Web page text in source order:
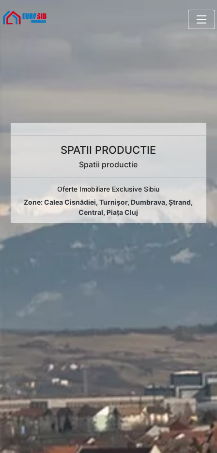
SPATII PRODUCTIE
Spatii productie
Oferte Imobiliare Exclusive Sibiu
Zone:Calea Cisnădiei,Turnișor, Dumbrava,Ștrand,
Central, Piața Cluj